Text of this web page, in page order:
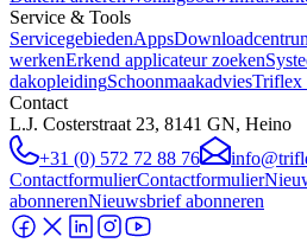
Service & Tools
ServicegebiedenApps
werkenErkend applicateur zoeken
dakopleidingSchoonmaakadvies
Contact
L.J. Costerstraat 23, 8141 GN, Heino
+31 (0) 572 72 88 76
ContactformulierContactformulier
abonnerenNieuwsbrief abonneren